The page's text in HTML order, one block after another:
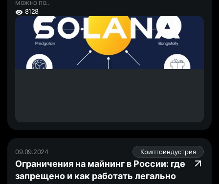
можно по..
8128
09.09.2024 Криптоиндустрия
Ограничения на майнинг в России: где
запрещено и как работать легально